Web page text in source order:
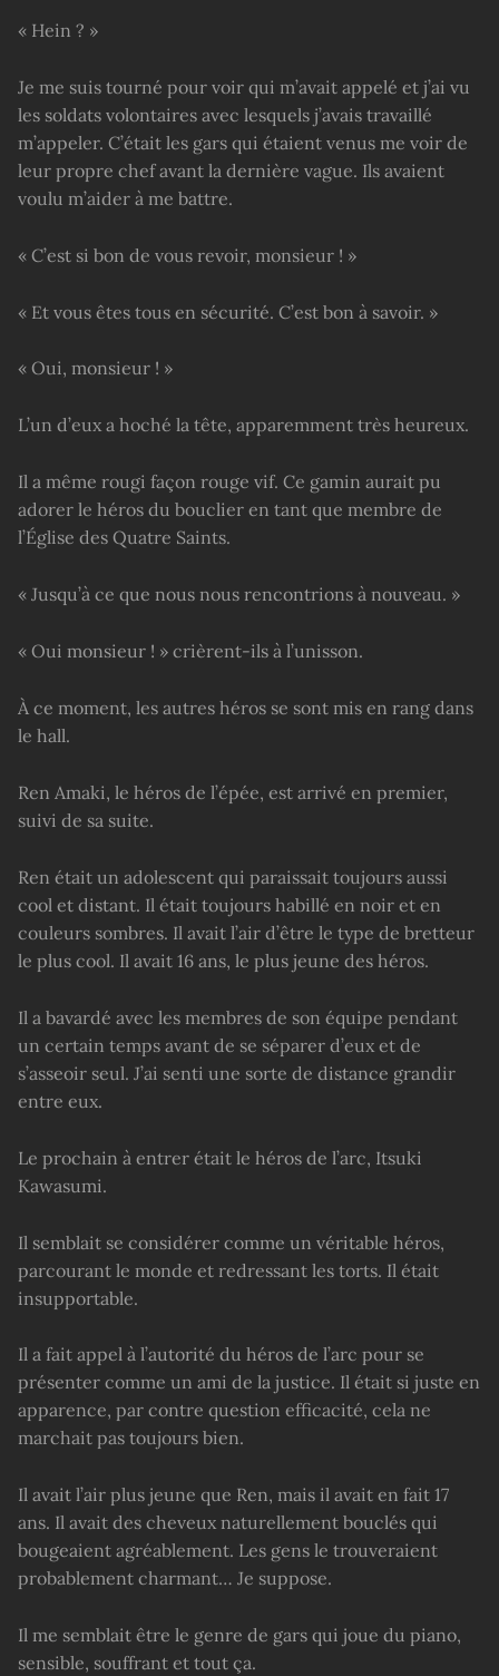
« Hein ? »
Je me suis tourné pour voir qui m’avait appelé et j’ai vu
les soldats volontaires avec lesquels j’avais travaillé
m’appeler. C’était les gars qui étaient venus me voir de
leur propre chef avant la dernière vague. Ils avaient
voulu m’aider à me battre.
« C’est si bon de vous revoir, monsieur ! »
« Et vous êtes tous en sécurité. C’est bon à savoir. »
« Oui, monsieur ! »
L’un d’eux a hoché la tête, apparemment très heureux.
Il a même rougi façon rouge vif. Ce gamin aurait pu
adorer le héros du bouclier en tant que membre de
l’Église des Quatre Saints.
« Jusqu’à ce que nous nous rencontrions à nouveau. »
« Oui monsieur ! » crièrent-ils à l’unisson.
À ce moment, les autres héros se sont mis en rang dans
le hall.
Ren Amaki, le héros de l’épée, est arrivé en premier,
suivi de sa suite.
Ren était un adolescent qui paraissait toujours aussi
cool et distant. Il était toujours habillé en noir et en
couleurs sombres. Il avait l’air d’être le type de bretteur
le plus cool. Il avait 16 ans, le plus jeune des héros.
Il a bavardé avec les membres de son équipe pendant
un certain temps avant de se séparer d’eux et de
s’asseoir seul. J’ai senti une sorte de distance grandir
entre eux.
Le prochain à entrer était le héros de l’arc, Itsuki
Kawasumi.
Il semblait se considérer comme un véritable héros,
parcourant le monde et redressant les torts. Il était
insupportable.
Il a fait appel à l’autorité du héros de l’arc pour se
présenter comme un ami de la justice. Il était si juste en
apparence, par contre question efficacité, cela ne
marchait pas toujours bien.
Il avait l’air plus jeune que Ren, mais il avait en fait 17
ans. Il avait des cheveux naturellement bouclés qui
bougeaient agréablement. Les gens le trouveraient
probablement charmant… Je suppose.
Il me semblait être le genre de gars qui joue du piano,
sensible, souffrant et tout ça.